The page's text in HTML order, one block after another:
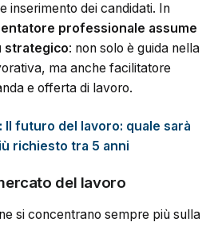
inserimento dei candidati. In
professionale assume
strategico: non solo è guida nella
ma anche facilitatore
e offerta di lavoro.
futuro del lavoro: quale sarà
richiesto tra 5 anni
del lavoro
si concentrano sempre più sulla